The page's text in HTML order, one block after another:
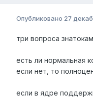
Опубликовано 27
три вопроса
есть ли нормальная
если нет, то
если в ядре